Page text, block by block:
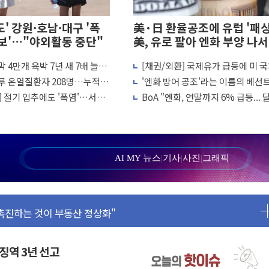
강원·호남·대구 '폭
'…"야외활동 중단"
4만개 육박 7년 새 7배 늘었
책비는 8.6배 증가
온열질환자 208명…누적
·가축 83만마리 폐사
절기 입추에도 '폭염'…서울
美·日 환율공조에 유럽 '
美, 유로 팔아 엔화 부양 나서
[채권/외환] 국제유가 급등에 미
리·달러 동반 상승…시장, 美 고용
촉각
'엔화 방어 공조'라는 이름의 베선
QE..."연준에 부담 가중"
BoA "엔화, 연말까지 6% 급등...
AI MY 뉴스|기사|사진 |그래픽
융 조직개편 신호탄
속 기소
혜 기대"
용직 추락 사망
진하는 것이 부동산 정상화"
병호 감사위원 구속 기소
원' 사상 최대
역 3년 선고